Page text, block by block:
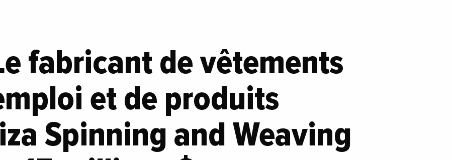
fabricant de vêtements
et de produits
Spinning and Weaving